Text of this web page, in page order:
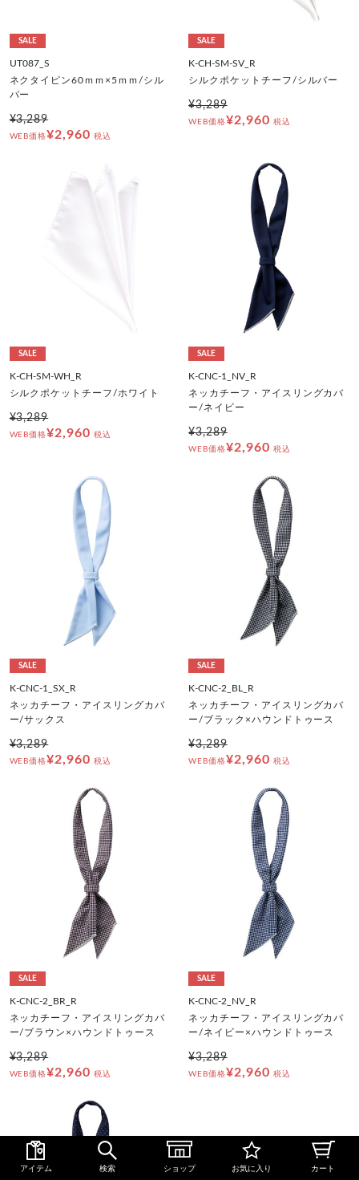
SALE
UT087_S
ネクタイピン60ｍｍ×5ｍｍ/シル
バー
¥3,289
WEB価格¥2,960 税込
SALE
K-CH-SM-SV_R
シルクポケットチーフ/シルバー
¥3,289
WEB価格¥2,960 税込
SALE
K-CH-SM-WH_R
シルクポケットチーフ/ホワイト
¥3,289
WEB価格¥2,960 税込
SALE
K-CNC-1_NV_R
ネッカチーフ・アイスリングカバ
ー/ネイビー
¥3,289
WEB価格¥2,960 税込
SALE
K-CNC-1_SX_R
ネッカチーフ・アイスリングカバ
ー/サックス
¥3,289
WEB価格¥2,960 税込
SALE
K-CNC-2_BL_R
ネッカチーフ・アイスリングカバ
ー/ブラック×ハウンドトゥース
¥3,289
WEB価格¥2,960 税込
SALE
K-CNC-2_BR_R
ネッカチーフ・アイスリングカバ
ー/ブラウン×ハウンドトゥース
¥3,289
WEB価格¥2,960 税込
SALE
K-CNC-2_NV_R
ネッカチーフ・アイスリングカバ
ー/ネイビー×ハウンドトゥース
¥3,289
WEB価格¥2,960 税込
アイテム 検索 ショップ お気に入り カート